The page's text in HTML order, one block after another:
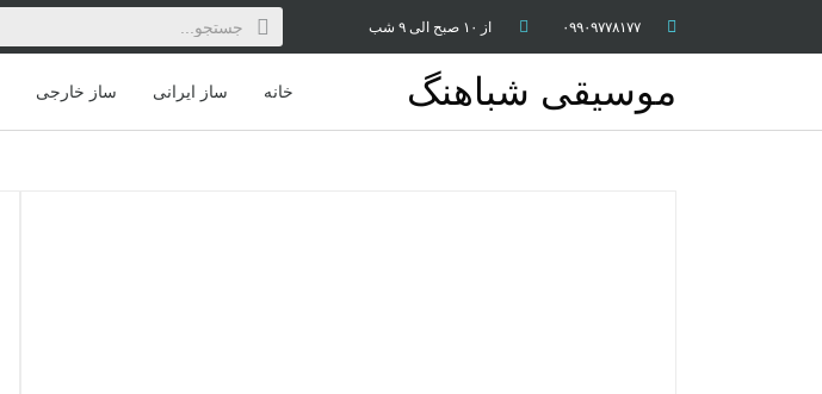
۰۹۹۰۹۷۷۸۱۷۷ از ۱۰ صبح الی ۹ شب
موسیقی شباهنگ خانه ساز ایرانی ساز خارجی